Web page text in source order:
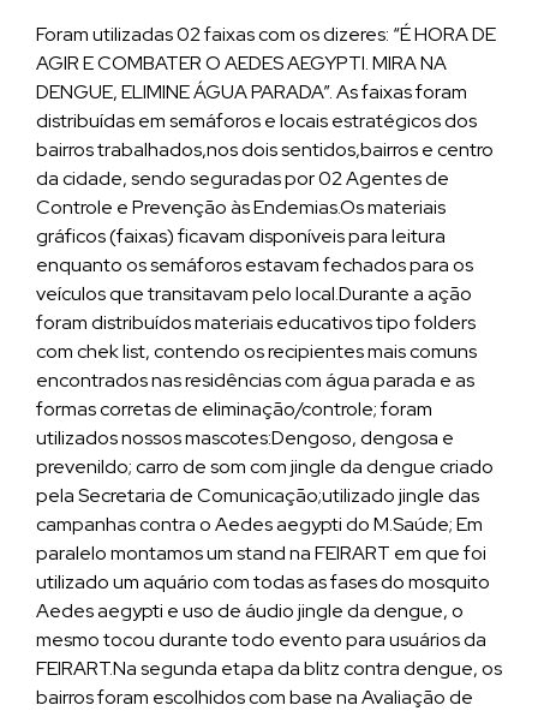
Foram utilizadas 02 faixas com os dizeres: “É HORA DE
AGIR E COMBATER O AEDES AEGYPTI. MIRA NA
DENGUE, ELIMINE ÁGUA PARADA”. As faixas foram
distribuídas em semáforos e locais estratégicos dos
bairros trabalhados,nos dois sentidos,bairros e centro
da cidade, sendo seguradas por 02 Agentes de
Controle e Prevenção às Endemias.Os materiais
gráficos (faixas) ficavam disponíveis para leitura
enquanto os semáforos estavam fechados para os
veículos que transitavam pelo local.Durante a ação
foram distribuídos materiais educativos tipo folders
com chek list, contendo os recipientes mais comuns
encontrados nas residências com água parada e as
formas corretas de eliminação/controle; foram
utilizados nossos mascotes:Dengoso, dengosa e
prevenildo; carro de som com jingle da dengue criado
pela Secretaria de Comunicação;utilizado jingle das
campanhas contra o Aedes aegypti do M.Saúde; Em
paralelo montamos um stand na FEIRART em que foi
utilizado um aquário com todas as fases do mosquito
Aedes aegypti e uso de áudio jingle da dengue, o
mesmo tocou durante todo evento para usuários da
FEIRART.Na segunda etapa da blitz contra dengue, os
bairros foram escolhidos com base na Avaliação de